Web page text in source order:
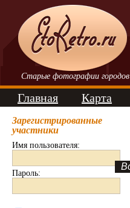
Старые фотографии городов
Главная Карта
Зарегистрированные
участники
Имя пользователя:
Пароль: